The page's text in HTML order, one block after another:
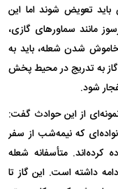
تعویض شوند اما این
مانند سماورهای گازی،
شدن شعله، باید به
گاز به تدریج در محیط پخش
شود.
از این حوادث گفت:
که نیمه‌شب از سفر
کرده‌اند. متأسفانه شعله
داشته است. این گاز تا